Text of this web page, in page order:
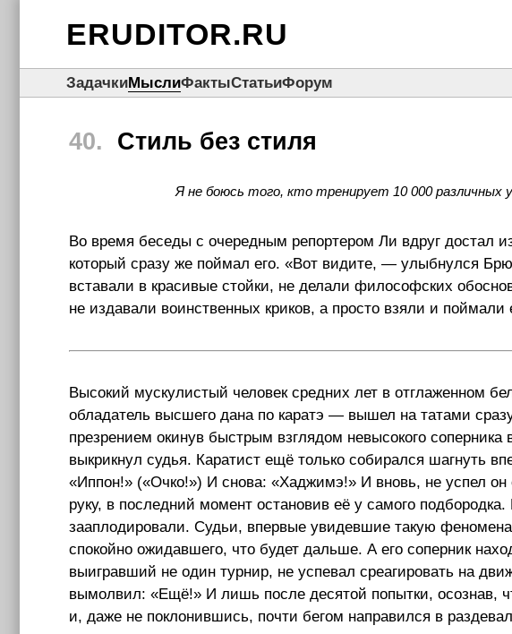
ERUDITOR.RU
ЗадачкиМыслиФактыСтатьиФорум
40. Стиль без стиля
Я не боюсь того, кто тренирует 10 000 различных
Во время беседы с очередным репортером Ли вдруг достал
который сразу же поймал его. «Вот видите, — улыбнулся
вставали в красивые стойки, не делали философских
не издавали воинственных криков, а просто взяли и поймали
Высокий мускулистый человек средних лет в отглаженном
обладатель высшего дана по каратэ — вышел на татами
презрением окинув быстрым взглядом невысокого
выкрикнул судья. Каратист ещё только собирался шагнуть
«Иппон!» («Очко!») И снова: «Хаджимэ!» И вновь, не успел он
руку, в последний момент остановив её у самого
зааплодировали. Судьи, впервые увидевшие такую
спокойно ожидавшего, что будет дальше. А его соперник
выигравший не один турнир, не успевал среагировать на
вымолвил: «Ещё!» И лишь после десятой попытки, осознав,
и, даже не поклонившись, почти бегом направился в